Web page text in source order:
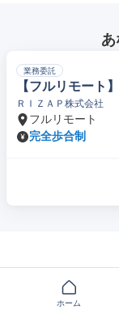
業務委託
【フルリモート
ＲＩＺＡＰ株式会社
フルリモート
完全歩合制
ホーム